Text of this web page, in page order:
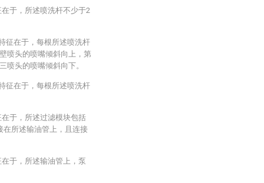
于，所述喷洗杆不少于2
征在于，每根所述喷洗杆
喷头的喷嘴倾斜向上，第
喷头的喷嘴倾斜向下。
征在于，每根所述喷洗杆
于，所述过滤模块包括
在所述输油管上，且连接
于，所述输油管上，泵